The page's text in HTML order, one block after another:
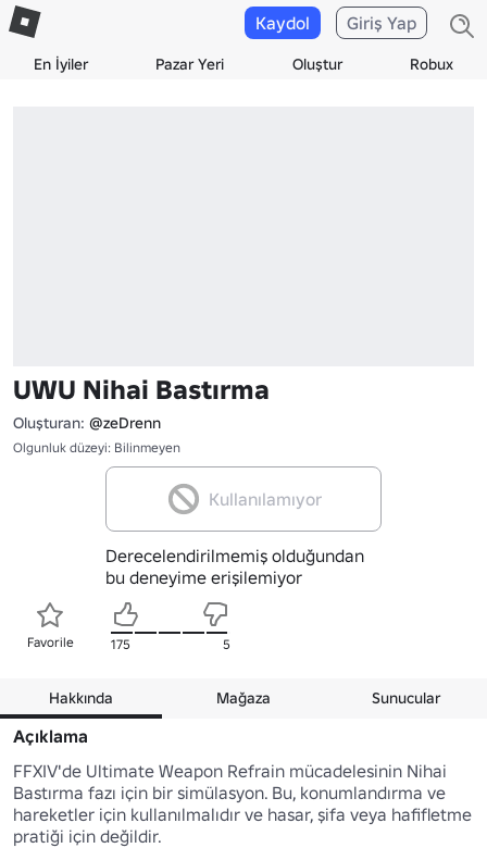
En İyiler Pazar Yeri Oluştur Robux
Kaydol Giriş Yap
UWU Nihai Bastırma
Oluşturan: @zeDrenn
Olgunluk düzeyi: Bilinmeyen
Kullanılamıyor
Derecelendirilmemiş olduğundan
bu deneyime erişilemiyor
Favorile 175 5
Hakkında Mağaza Sunucular
Açıklama
FFXIV'de Ultimate Weapon Refrain mücadelesinin Nihai
Bastırma fazı için bir simülasyon. Bu, konumlandırma ve
hareketler için kullanılmalıdır ve hasar, şifa veya hafifletme
pratiği için değildir.